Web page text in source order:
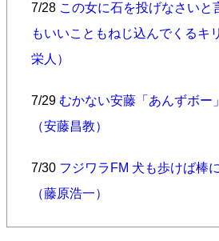
7/28 この女に石を投げなさいと
もいいこともねじ込んでくるキ
栄人）
7/29 むかない安藤「あんずボー
（安藤昌教）
7/30 フジワラFM 犬も歩けば棒
（藤原浩一）